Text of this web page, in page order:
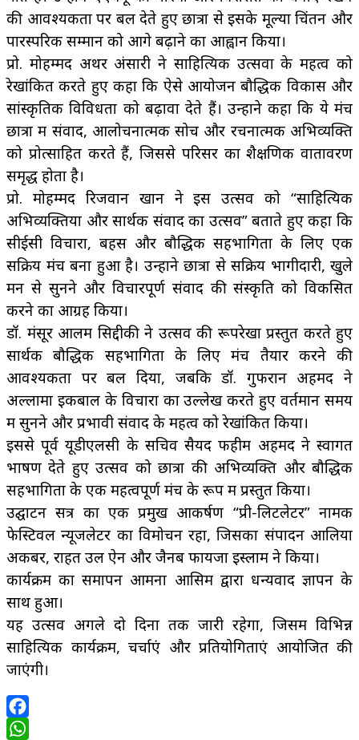
की आवश्यकता पर बल देते हुए छात्रों से इसके मूल्यों चिंतन और
पारस्परिक सम्मान को आगे बढ़ाने का आह्वान किया।
प्रो. मोहम्मद अथर अंसारी ने साहित्यिक उत्सवों के महत्व को
रेखांकित करते हुए कहा कि ऐसे आयोजन बौद्धिक विकास और
सांस्कृतिक विविधता को बढ़ावा देते हैं। उन्होंने कहा कि ये मंच
छात्रों में संवाद, आलोचनात्मक सोच और रचनात्मक अभिव्यक्ति
को प्रोत्साहित करते हैं, जिससे परिसर का शैक्षणिक वातावरण
समृद्ध होता है।
प्रो. मोहम्मद रिजवान खान ने इस उत्सव को “साहित्यिक
अभिव्यक्तियों और सार्थक संवाद का उत्सव” बताते हुए कहा कि
सीईसी विचारों, बहस और बौद्धिक सहभागिता के लिए एक
सक्रिय मंच बना हुआ है। उन्होंने छात्रों से सक्रिय भागीदारी, खुले
मन से सुनने और विचारपूर्ण संवाद की संस्कृति को विकसित
करने का आग्रह किया।
डॉ. मंसूर आलम सिद्दीकी ने उत्सव की रूपरेखा प्रस्तुत करते हुए
सार्थक बौद्धिक सहभागिता के लिए मंच तैयार करने की
आवश्यकता पर बल दिया, जबकि डॉ. गुफरान अहमद ने
अल्लामा इकबाल के विचारों का उल्लेख करते हुए वर्तमान समय
में सुनने और प्रभावी संवाद के महत्व को रेखांकित किया।
इससे पूर्व यूडीएलसी के सचिव सैयद फहीम अहमद ने स्वागत
भाषण देते हुए उत्सव को छात्रों की अभिव्यक्ति और बौद्धिक
सहभागिता के एक महत्वपूर्ण मंच के रूप में प्रस्तुत किया।
उद्घाटन सत्र का एक प्रमुख आकर्षण “प्री-लिटलेटर” नामक
फेस्टिवल न्यूजलेटर का विमोचन रहा, जिसका संपादन आलिया
अकबर, राहत उल ऐन और जैनब फायजा इस्लाम ने किया।
कार्यक्रम का समापन आमना आसिम द्वारा धन्यवाद ज्ञापन के
साथ हुआ।
यह उत्सव अगले दो दिनों तक जारी रहेगा, जिसमें विभिन्न
साहित्यिक कार्यक्रम, चर्चाएं और प्रतियोगिताएं आयोजित की
जाएंगी।
Facebook